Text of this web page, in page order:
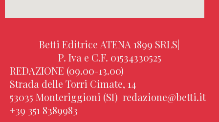
Betti Editrice|ATENA 1899 SRLS|
P. Iva e C.F. 01534330525
REDAZIONE (09.00-13.00)
|
Strada delle Torri Cimate, 14
|
53035 Monteriggioni (SI)|redazione@betti.it|
+39 351 8389983